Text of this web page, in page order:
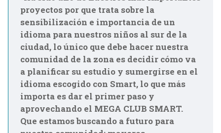
proyectos por que trata sobre la
sensibilización e importancia de un
idioma para nuestros niños al sur de la
ciudad, lo único que debe hacer nuestra
comunidad de la zona es decidir cómo va
a planificar su estudio y sumergirse en el
idioma escogido con Smart, lo que más
importa es dar el primer paso y
aprovechando el MEGA CLUB SMART.
Que estamos buscando a futuro para